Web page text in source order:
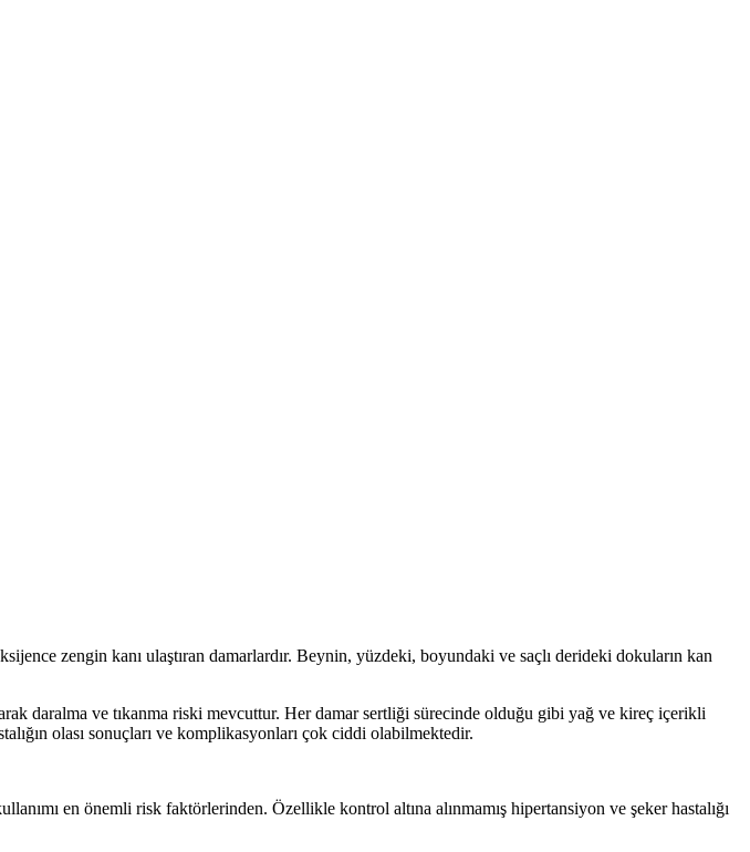
zengin kanı ulaştıran damarlardır. Beynin, yüzdeki, boyundaki ve saçlı derideki dokuların kan
daralma ve tıkanma riski mevcuttur. Her damar sertliği sürecinde olduğu gibi yağ ve kireç içerikli
olası sonuçları ve komplikasyonları çok ciddi olabilmektedir.
en önemli risk faktörlerinden. Özellikle kontrol altına alınmamış hipertansiyon ve şeker hastalığı